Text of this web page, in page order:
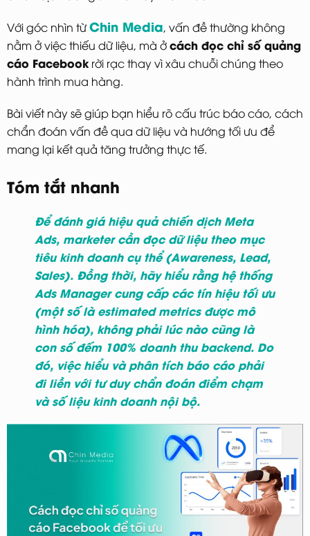
Với góc nhìn từChin Media, vấn đề thường không
nằm ở việc thiếu dữ liệu, mà ởcách đọc chỉ số quảng
cáo Facebook rời rạc thay vì xâu chuỗi chúng theo
hành trình mua hàng.
Bài viết này sẽ giúp bạn hiểu rõ cấu trúc báo cáo, cách
chẩn đoán vấn đề qua dữ liệu và hướng tối ưu để
mang lại kết quả tăng trưởng thực tế.
Tóm tắt nhanh
Để đánh giá hiệu quả chiến dịch Meta
Ads, marketer cần đọc dữ liệu theo mục
tiêu kinh doanh cụ thể (Awareness, Lead,
Sales). Đồng thời, hãy hiểu rằng hệ thống
Ads Manager cung cấp các tín hiệu tối ưu
(một số là estimated metrics được mô
hình hóa), không phải lúc nào cũng là
con số đếm 100% doanh thu backend. Do
đó, việc hiểu và phân tích báo cáo phải
đi liền với tư duy chẩn đoán điểm chạm
và số liệu kinh doanh nội bộ.